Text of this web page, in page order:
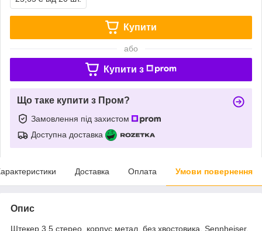
Купити
або
Купити з
Що таке купити з Пром?
Замовлення під захистом
Доступна доставка
Доставка Оплата Умови повернення
Опис
Штекер 3,5 стерео, корпус метал, без хвостовика, Sennheiser,